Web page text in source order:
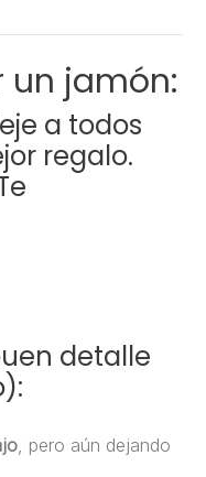
un jamón:
a todos
regalo.
detalle
, pero aún dejando